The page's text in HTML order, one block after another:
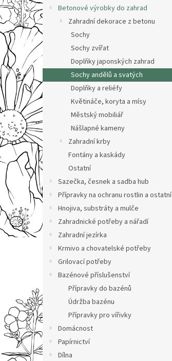
n
e
l
Betonové výrobky do zahrad
Zahradní dekorace z betonu
Sochy
Sochy zvířat
Doplňky japonských zahrad
Sochy andělů a svatých
Doplňky a reliéfy
Květináče, koryta a mísy
Městský mobiliář
Nášlapné kameny
Zahradní krby
Fontány a kaskády
Ostatní
Sazečka, česnek a sadba hub
Přípravky na ochranu rostlin a ostatní
Hnojiva, substráty a mulče
Zahradnické potřeby a nářadí
Zahradní jezírka
Krmivo a chovatelské potřeby
Grilovací potřeby
Bazénové příslušenství
Přípravky do bazénů
Údržba bazénu
Přípravky pro vířivky
Domácnost
Papírnictví
Dílna